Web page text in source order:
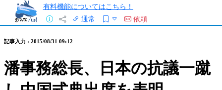
有料機能についてはこちら！
通常
依頼